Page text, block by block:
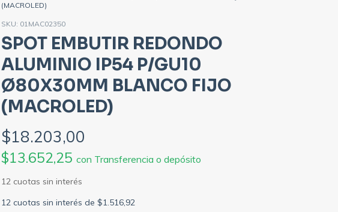
(MACROLED)
SKU: 01MAC02350
SPOT EMBUTIR REDONDO
ALUMINIO IP54 P/GU10
Ø80X30MM BLANCO FIJO
(MACROLED)
$18.203,00
$13.652,25 con Transferencia o depósito
12 cuotas sin interés de $1.516,92